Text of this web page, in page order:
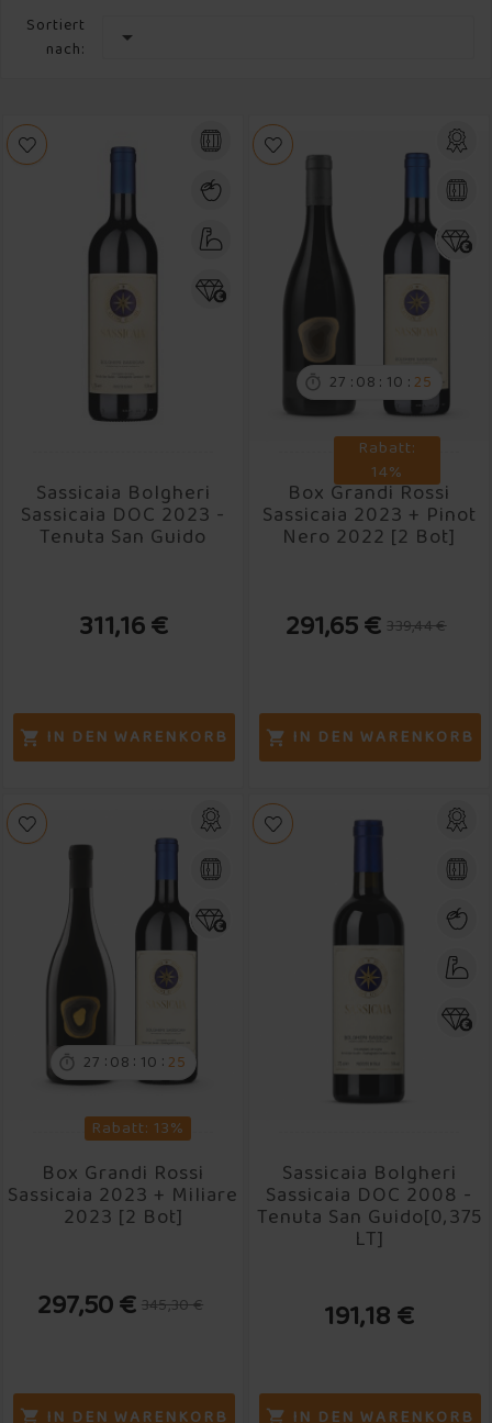
Sortiert
nach:

Sassicaia Bolgheri
Sassicaia DOC 2023 -
Tenuta San Guido
311,16 €
 IN DEN WARENKORB
 27 :08 : 10 :24
Box Grandi Rossi
Sassicaia 2023 + Pinot
Nero 2022 [2 Bot]
291,65 € 339,44 €
Rabatt:
14%
 IN DEN WARENKORB
 27 :08 : 10 :24
Box Grandi Rossi
Sassicaia 2023 + Miliare
2023 [2 Bot]
297,50 € 345,30 €
Rabatt: 13%
 IN DEN WARENKORB
Sassicaia Bolgheri
Sassicaia DOC 2008 -
Tenuta San Guido[0,375
LT]
191,18 €
 IN DEN WARENKORB